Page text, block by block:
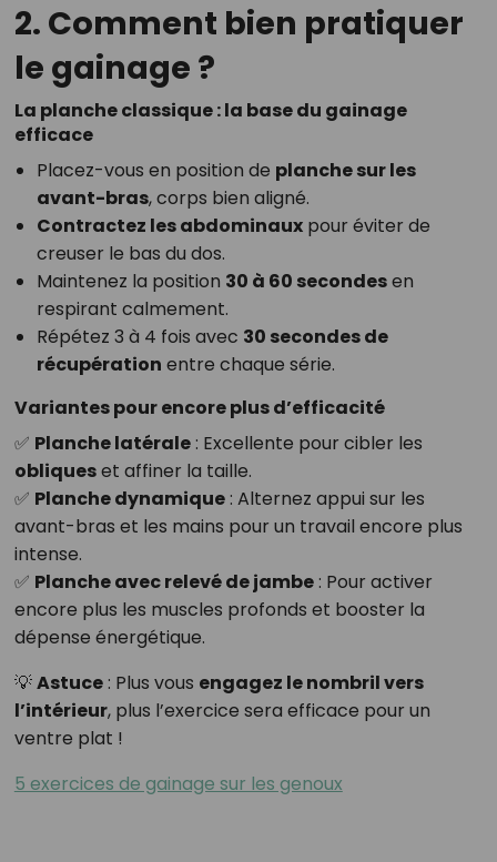
2. Comment bien pratiquer
le gainage ?
La planche classique : la base du gainage
efficace
Placez-vous en position de planche sur les
avant-bras, corps bien aligné.
Contractez les abdominauxpour éviter de
creuser le bas du dos.
Maintenez la position 30 à 60 secondesen
respirant calmement.
Répétez 3 à 4 fois avec 30 secondes de
récupération entre chaque série.
Variantes pour encore plus d’efficacité
✅ Planche latérale: Excellente pour cibler les
obliqueset affiner la taille.
✅ Planche dynamique: Alternez appui sur les
avant-bras et les mains pour un travail encore plus
intense.
✅ Planche avec relevé de jambe: Pour activer
encore plus les muscles profonds et booster la
dépense énergétique.
💡Astuce: Plus vous engagez le nombril vers
l’intérieur, plus l’exercice sera efficace pour un
ventre plat !
5 exercices de gainage sur les genoux